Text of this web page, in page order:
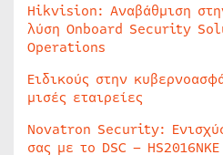
Hikvision: Αναβάθμιση
λύση Onboard Security
Operations
Ειδικούς στην
μισές εταιρείες
Novatron Security:
σας με το DSC – HS2016NKE